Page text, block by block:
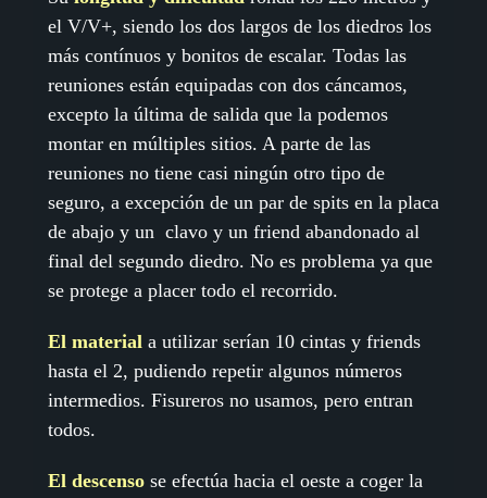
el V/V+, siendo los dos largos de los diedros los
más contínuos y bonitos de escalar. Todas las
reuniones están equipadas con dos cáncamos,
excepto la última de salida que la podemos
montar en múltiples sitios. A parte de las
reuniones no tiene casi ningún otro tipo de
seguro, a excepción de un par de spits en la placa
de abajo y un clavo y un friend abandonado al
final del segundo diedro. No es problema ya que
se protege a placer todo el recorrido.
El material a utilizar serían 10 cintas y friends
hasta el 2, pudiendo repetir algunos números
intermedios. Fisureros no usamos, pero entran
todos.
El descenso se efectúa hacia el oeste a coger la